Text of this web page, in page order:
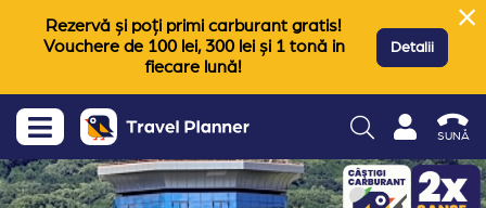
Rezervă și poți primi carburant gratis!
Vouchere de 100 lei, 300 lei și 1 tonă in
fiecare lună!
Detalii
SUNĂ